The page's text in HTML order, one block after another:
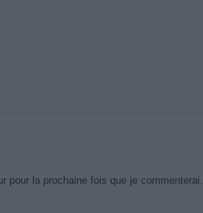
pour la prochaine fois que je commenterai.